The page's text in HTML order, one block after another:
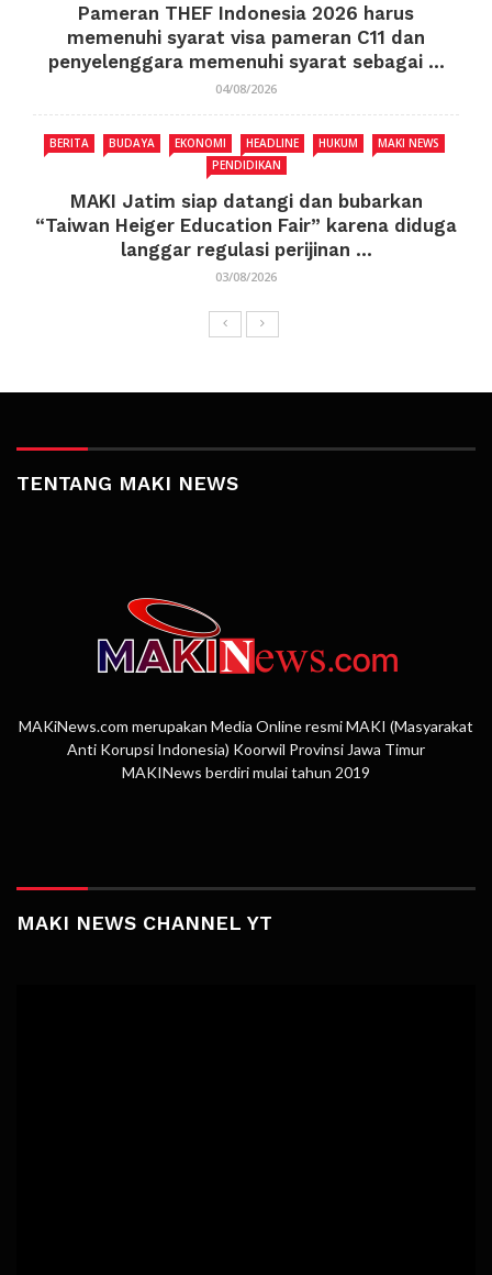
Pameran THEF Indonesia 2026 harus
memenuhi syarat visa pameran C11 dan
penyelenggara memenuhi syarat sebagai ...
04/08/2026
BERITA BUDAYA EKONOMI HEADLINE HUKUM
MAKI NEWS
PENDIDIKAN
MAKI Jatim siap datangi dan bubarkan
“Taiwan Heiger Education Fair” karena diduga
langgar regulasi perijinan ...
03/08/2026
TENTANG MAKI NEWS
MAKiNews.com merupakan Media Online resmi MAKI (Masyarakat
Anti Korupsi Indonesia) Koorwil Provinsi Jawa Timur
MAKINews berdiri mulai tahun 2019
MAKI NEWS CHANNEL YT